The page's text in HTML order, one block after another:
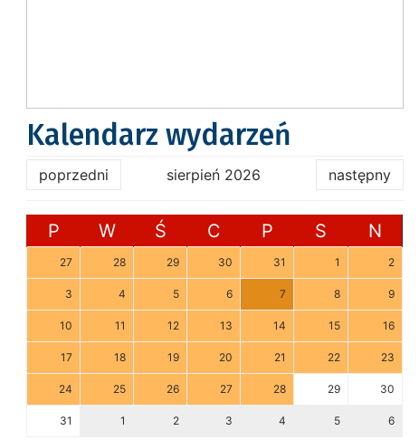
Kalendarz wydarzeń
poprzedni sierpień 2026 następny
P W Ś C P S N
27 28 29 30 31 1 2
3 4 5 6 7 8 9
10 11 12 13 14 15 16
17 18 19 20 21 22 23
24 25 26 27 28 29 30
31 1 2 3 4 5 6